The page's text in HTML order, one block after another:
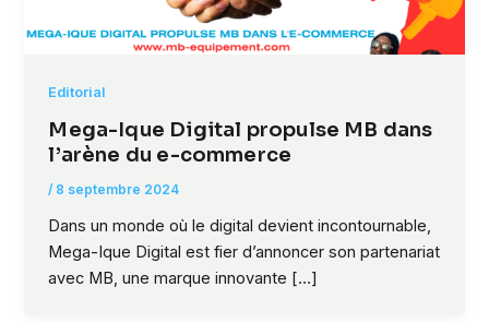
Editorial
Mega-Ique Digital propulse MB dans
l’arène du e-commerce
/ 8 septembre 2024
Dans un monde où le digital devient incontournable,
Mega-Ique Digital est fier d’annoncer son partenariat
avec MB, une marque innovante […]